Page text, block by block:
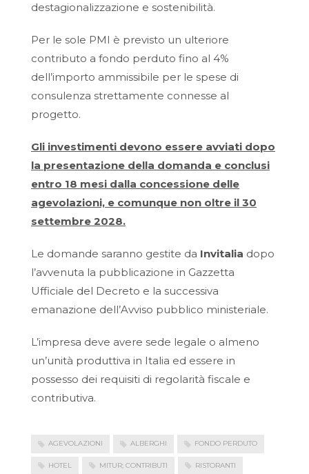
destagionalizzazione e sostenibilità.
Per le sole PMI è previsto un ulteriore
contributo a fondo perduto fino al 4%
dell’importo ammissibile per le spese di
consulenza strettamente connesse al
progetto.
Gli investimenti devono essere avviati dopo
la presentazione della domanda e conclusi
entro 18 mesi dalla concessione delle
agevolazioni, e comunque non oltre il 30
settembre 2028.
Le domande saranno gestite da Invitalia dopo
l’avvenuta la pubblicazione in Gazzetta
Ufficiale del Decreto e la successiva
emanazione dell’Avviso pubblico ministeriale.
L’impresa deve avere sede legale o almeno
un’unità produttiva in Italia ed essere in
possesso dei requisiti di regolarità fiscale e
contributiva.
AGEVOLAZIONI ALBERGHI FONDO PERDUTO
HOTEL MITUR; CONTRIBUTI RISTORANTI